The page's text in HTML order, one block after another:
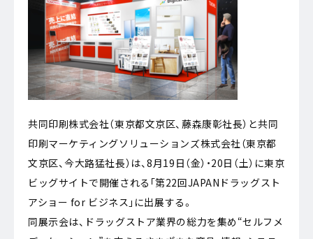
共同印刷株式会社（東京都文京区、藤森康彰社長）と共同
印刷マーケティングソリューションズ株式会社（東京都
文京区、今大路猛社長）は、8月19日（金）・20日（土）に東京
ビッグサイトで開催される｢第22回JAPANドラッグスト
アショー for ビジネス｣に出展する。
同展示会は、ドラッグストア業界の総力を集め“セルフメ